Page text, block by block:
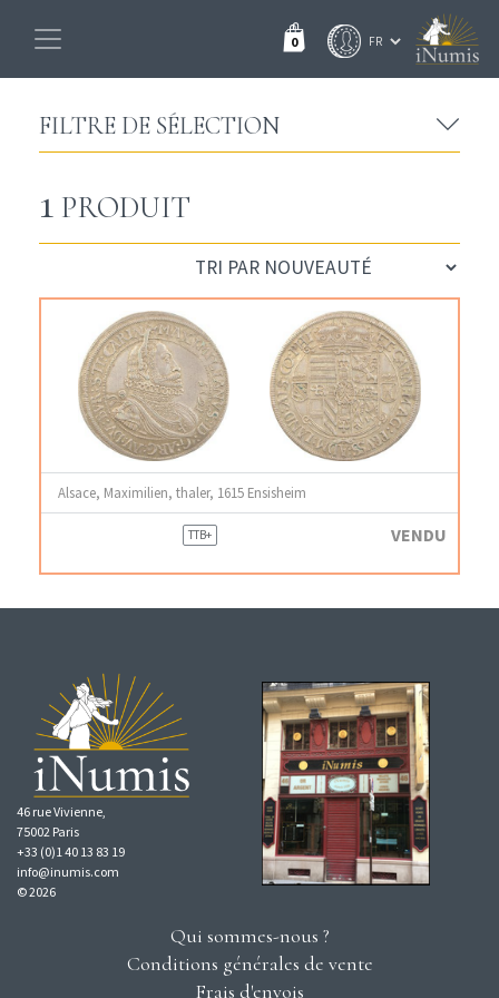
0
FILTRE DE SÉLECTION
1 PRODUIT
Alsace, Maximilien, thaler, 1615 Ensisheim
TTB+ VENDU
46 rue Vivienne,
75002 Paris
+33 (0)1 40 13 83 19
info@inumis.com
© 2026
Qui sommes-nous ?
Conditions générales de vente
Frais d'envois